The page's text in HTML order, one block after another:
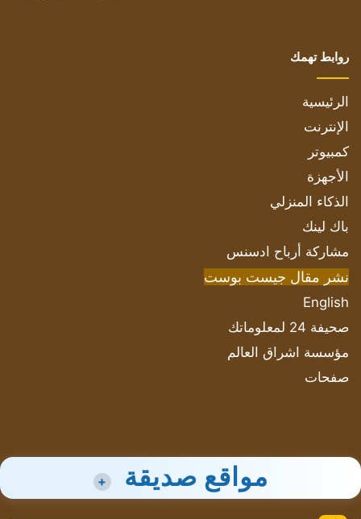
روابط تهمك
الرئيسية
الإنترنت
كمبيوتر
الأجهزة
الذكاء المنزلي
باك لينك
مشاركة أرباح ادسنس
نشر مقال جيست بوست
English
صحيفة 24 لمعلوماتك
مؤسسة اشراق العالم
صفحات
مواقع صديقة +